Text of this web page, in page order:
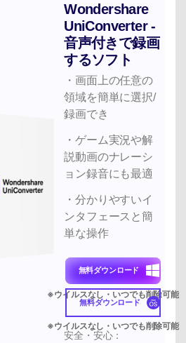
Wondershare
UniConverter -
音声付きで録画
するソフト
・画面上の任意の
領域を簡単に選択/
録画でき
・ゲーム実況や解
説動画のナレーシ
ョン録音にも最適
・分かりやすいイ
ンタフェースと簡
単な操作
無料ダウンロード
無料ダウンロード
安全・安心：